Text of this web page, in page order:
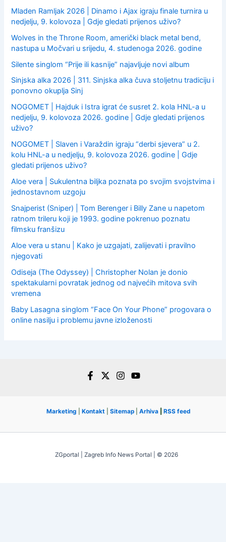
Mladen Ramljak 2026 | Dinamo i Ajax igraju finale turnira u
nedjelju, 9. kolovoza | Gdje gledati prijenos uživo?
Wolves in the Throne Room, američki black metal bend,
nastupa u Močvari u srijedu, 4. studenoga 2026. godine
Silente singlom “Prije ili kasnije” najavljuje novi album
Sinjska alka 2026 | 311. Sinjska alka čuva stoljetnu tradiciju i
ponovno okuplja Sinj
NOGOMET | Hajduk i Istra igrat će susret 2. kola HNL-a u
nedjelju, 9. kolovoza 2026. godine | Gdje gledati prijenos
uživo?
NOGOMET | Slaven i Varaždin igraju “derbi sjevera” u 2.
kolu HNL-a u nedjelju, 9. kolovoza 2026. godine | Gdje
gledati prijenos uživo?
Aloe vera | Sukulentna biljka poznata po svojim svojstvima i
jednostavnom uzgoju
Snajperist (Sniper) | Tom Berenger i Billy Zane u napetom
ratnom trileru koji je 1993. godine pokrenuo poznatu
filmsku franšizu
Aloe vera u stanu | Kako je uzgajati, zalijevati i pravilno
njegovati
Odiseja (The Odyssey) | Christopher Nolan je donio
spektakularni povratak jednog od najvećih mitova svih
vremena
Baby Lasagna singlom “Face On Your Phone” progovara o
online nasilju i problemu javne izloženosti
Marketing Kontakt Sitemap Arhiva RSS feed
ZGportal | Zagreb Info News Portal | © 2026